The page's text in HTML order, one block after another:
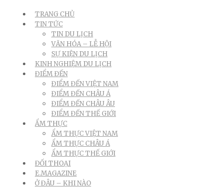
TRANG CHỦ
TIN TỨC
TIN DU LỊCH
VĂN HÓA – LỄ HỘI
SỰ KIỆN DU LỊCH
KINH NGHIỆM DU LỊCH
ĐIỂM ĐẾN
ĐIỂM ĐẾN VIỆT NAM
ĐIỂM ĐẾN CHÂU Á
ĐIỂM ĐẾN CHÂU ÂU
ĐIỂM ĐẾN THẾ GIỚI
ẨM THỰC
ẨM THỰC VIỆT NAM
ẨM THỰC CHÂU Á
ẨM THỰC THẾ GIỚI
ĐỐI THOẠI
E.MAGAZINE
Ở ĐÂU – KHI NÀO